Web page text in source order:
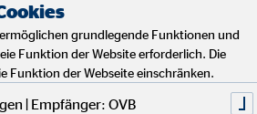
grundlegende Funktionen und
Funktion der Website erforderlich. Die
Funktion der Webseite einschränken.
| Empfänger: OVB